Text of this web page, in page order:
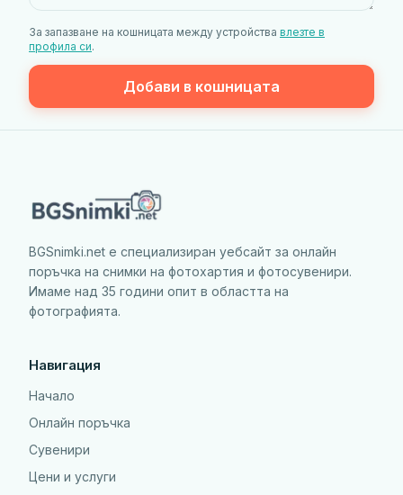
За запазване на кошницата между устройства влезте в
профила си.
Добави в кошницата
BGSnimki.net е специализиран уебсайт за онлайн
поръчка на снимки на фотохартия и фотосувенири.
Имаме над 35 години опит в областта на
фотографията.
Навигация
Начало
Онлайн поръчка
Сувенири
Цени и услуги